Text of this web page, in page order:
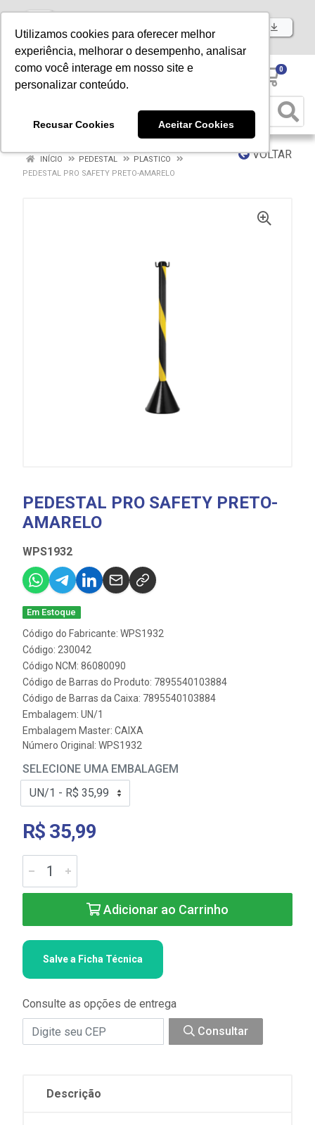
Utilizamos cookies para oferecer melhor
experiência, melhorar o desempenho, analisar
como você interage em nosso site e
personalizar conteúdo.
Recusar Cookies Aceitar Cookies
Baixe já nosso APP
0
VOLTAR
INÍCIO PEDESTAL
PLASTICO
PEDESTAL PRO SAFETY PRETO-AMARELO
PEDESTAL PRO SAFETY PRETO-
AMARELO
WPS1932
Em Estoque
Código do Fabricante: WPS1932
Código: 230042
Código NCM: 86080090
Código de Barras do Produto: 7895540103884
Código de Barras da Caixa: 7895540103884
Embalagem: UN/1
Embalagem Master: CAIXA
Número Original: WPS1932
SELECIONE UMA EMBALAGEM
R$ 35,99
Adicionar ao Carrinho
Salve a Ficha Técnica
Consulte as opções de entrega
Consultar
Descrição